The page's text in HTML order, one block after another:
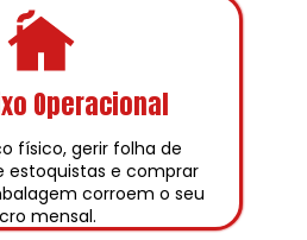
Operacional
físico, gerir folha de
estoquistas e comprar
corroem o seu
mensal.